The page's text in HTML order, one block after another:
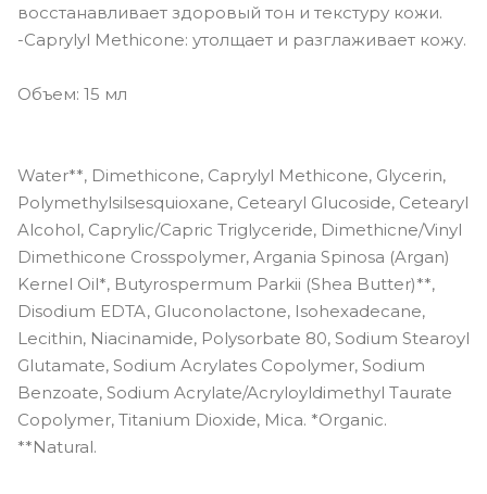
восстанавливает здоровый тон и текстуру кожи.
-Caprylyl Methicone: утолщает и разглаживает кожу.
Объем: 15 мл
Water**, Dimethicone, Caprylyl Methicone, Glycerin,
Polymethylsilsesquioxane, Cetearyl Glucoside, Cetearyl
Alcohol, Caprylic/Capric Triglyceride, Dimethicne/Vinyl
Dimethicone Crosspolymer, Argania Spinosa (Argan)
Kernel Oil*, Butyrospermum Parkii (Shea Butter)**,
Disodium EDTA, Gluconolactone, Isohexadecane,
Lecithin, Niacinamide, Polysorbate 80, Sodium Stearoyl
Glutamate, Sodium Acrylates Copolymer, Sodium
Benzoate, Sodium Acrylate/Acryloyldimethyl Taurate
Copolymer, Titanium Dioxide, Mica. *Organic.
**Natural.